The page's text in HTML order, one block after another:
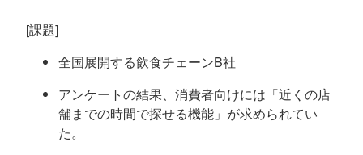
[課題]
全国展開する飲食チェーンB社
アンケートの結果、消費者向けには「近くの店
舗までの時間で探せる機能」が求められてい
た。